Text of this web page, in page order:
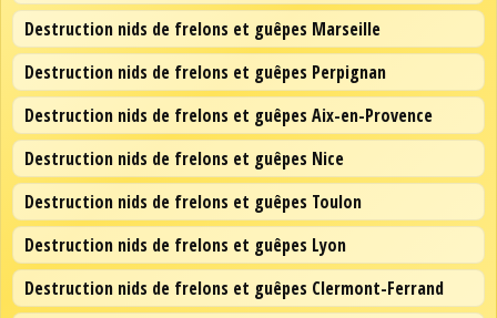
Destruction nids de frelons et guêpes Marseille
Destruction nids de frelons et guêpes Perpignan
Destruction nids de frelons et guêpes Aix-en-Provence
Destruction nids de frelons et guêpes Nice
Destruction nids de frelons et guêpes Toulon
Destruction nids de frelons et guêpes Lyon
Destruction nids de frelons et guêpes Clermont-Ferrand